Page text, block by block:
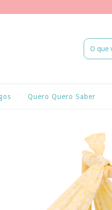
Quero Quero Saber